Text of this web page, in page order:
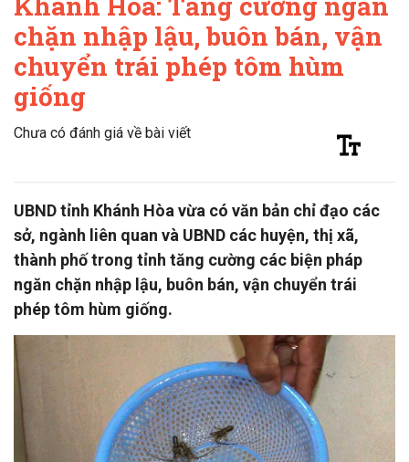
chặn nhập lậu, buôn bán, vận
chuyển trái phép tôm hùm
giống
Chưa có đánh giá về bài viết
UBND tỉnh Khánh Hòa vừa có văn bản chỉ đạo các
sở, ngành liên quan và UBND các huyện, thị xã,
thành phố trong tỉnh tăng cường các biện pháp
ngăn chặn nhập lậu, buôn bán, vận chuyển trái
phép tôm hùm giống.